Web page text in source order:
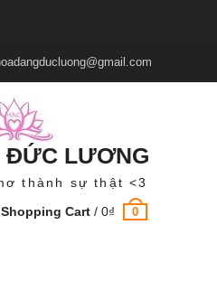
ĐỨC LƯƠNG
thành sự thật <3
Shopping Cart /0₫ 0